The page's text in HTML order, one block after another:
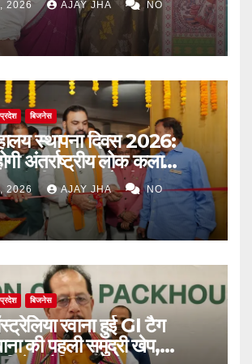
2026 AJAY JHA NO
प्रदेश बिजनेस
स्थापना दिवस 2026:
अंतर्राष्ट्रीय लोक कला
सम्राट चौधरी का बड़ा
2026 AJAY JHA NO
प्रदेश बिजनेस
रवाना हुई GI टैग
की पहली समुद्री खेप,